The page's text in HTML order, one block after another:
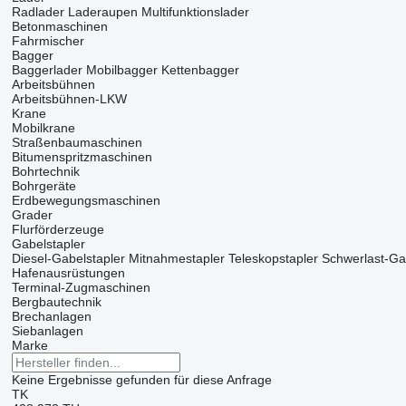
Radlader Laderaupen Multifunktionslader
Betonmaschinen
Fahrmischer
Bagger
Baggerlader Mobilbagger Kettenbagger
Arbeitsbühnen
Arbeitsbühnen-LKW
Krane
Mobilkrane
Straßenbaumaschinen
Bitumenspritzmaschinen
Bohrtechnik
Bohrgeräte
Erdbewegungsmaschinen
Grader
Flurförderzeuge
Gabelstapler
Diesel-Gabelstapler Mitnahmestapler Teleskopstapler Schwerlast-
Hafenausrüstungen
Terminal-Zugmaschinen
Bergbautechnik
Brechanlagen
Siebanlagen‎
Marke
Keine Ergebnisse gefunden für diese Anfrage
TK